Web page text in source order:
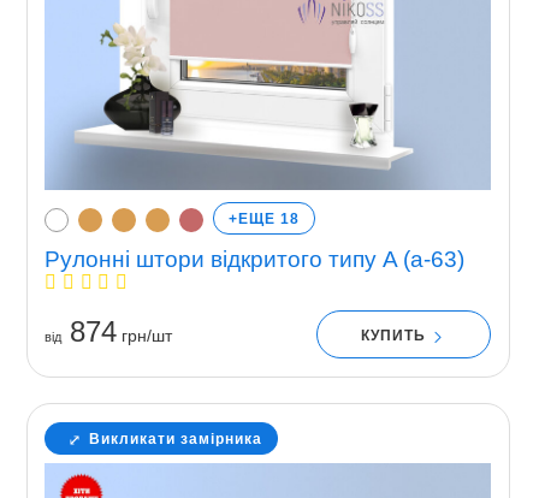
+ЕЩЕ 18
Рулонні штори відкритого типу A (a-63)
вiд874грн/шт КУПИТЬ
Викликати замірника